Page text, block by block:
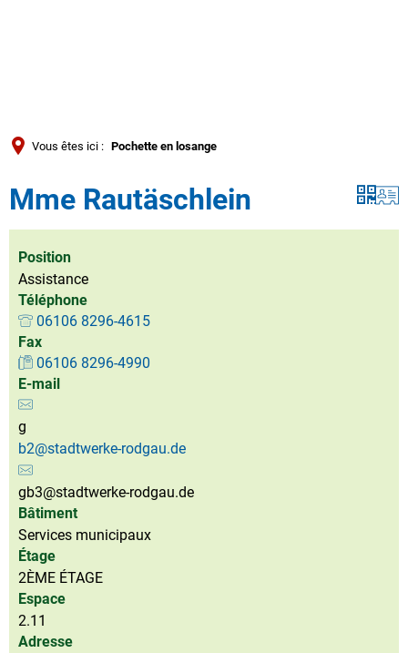
Русский
Vous êtes ici : Pochette en losange
Mme Rautäschlein
Position
Assistance
Téléphone
06106 8296-4615
Fax
06106 8296-4990
E-mail
g
b2@stadtwerke-rodgau.de
gb3@stadtwerke-rodgau.de
Bâtiment
Services municipaux
Étage
2ÈME ÉTAGE
Espace
2.11
Adresse